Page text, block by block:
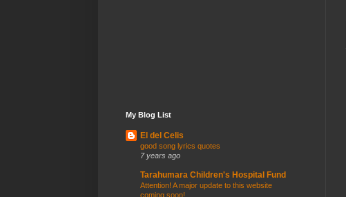
My Blog List
El del Celis
good song lyrics quotes
7 years ago
Tarahumara Children's Hospital Fund
Attention! A major update to this website
coming soon!